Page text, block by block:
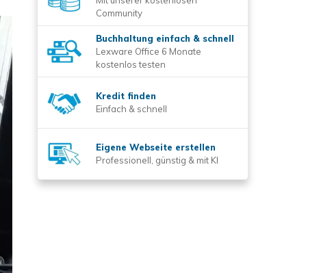
Community
Buchhaltung einfach & schnell
Lexware Office 6 Monate
kostenlos testen
Kredit finden
Einfach & schnell
Eigene Webseite erstellen
Professionell, günstig & mit KI